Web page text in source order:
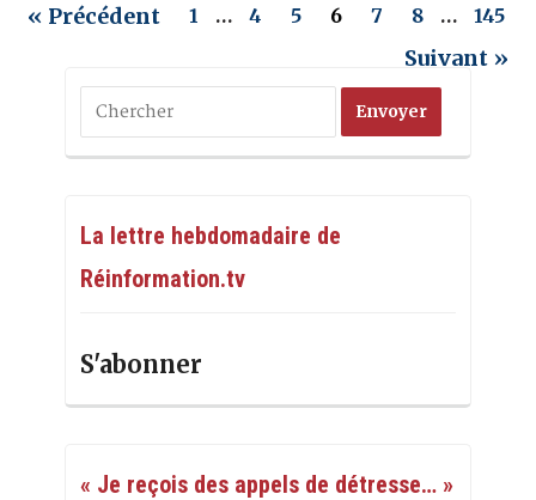
« Précédent 1 … 4 5 6 7 8 … 145
Suivant »
La lettre hebdomadaire de
Réinformation.tv
S'abonner
« Je reçois des appels de détresse… »